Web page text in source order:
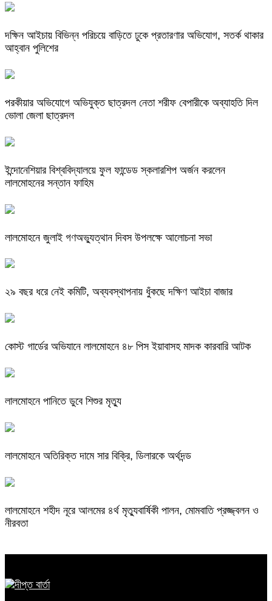
দক্ষিন আইচায় ‎বিভিন্ন পরিচয়ে বাড়িতে ঢুকে প্রতারণার অভিযোগ, সতর্ক থাকার
আহ্বান পুলিশের
পরকীয়ার অভিযোগে অভিযুক্ত ছাত্রদল নেতা শরীফ বেপারীকে অব্যাহতি দিল
ভোলা জেলা ছাত্রদল
ইন্দোনেশিয়ার বিশ্ববিদ্যালয়ে ফুল ফান্ডেড স্কলারশিপ অর্জন করলেন
লালমোহনের সন্তান ফাহিম
লালমোহনে জুলাই গণঅভ্যুত্থান দিবস উপলক্ষে আলোচনা সভা
২৯ বছর ধরে নেই কমিটি, অব্যবস্থাপনায় ধুঁকছে দক্ষিণ আইচা বাজার
কোস্ট গার্ডের অভিযানে লালমোহনে ৪৮ পিস ইয়াবাসহ মাদক কারবারি আটক
লালমোহনে পানিতে ডুবে শিশুর মৃত্যু
লালমোহনে অতিরিক্ত দামে সার বিক্রি, ডিলারকে অর্থদন্ড
লালমোহনে শহীদ নূরে আলমের ৪র্থ মৃত্যুবার্ষিকী পালন, মোমবাতি প্রজ্জ্বলন ও
নীরবতা